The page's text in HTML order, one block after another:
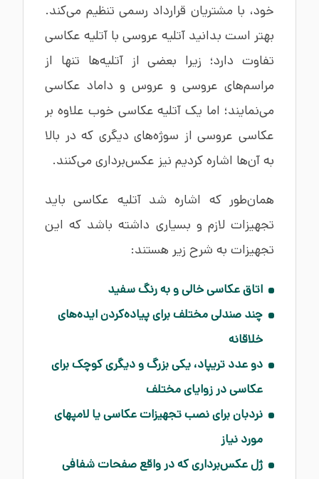
خود، با مشتریان قرارداد رسمی تنظیم می‌کند.
بهتر است بدانید آتلیه عروسی با آتلیه عکاسی
تفاوت دارد؛ زیرا بعضی از آتلیه‌ها تنها از
مراسم‌های عروسی و عروس و داماد عکاسی
می‌نمایند؛ اما یک آتلیه عکاسی خوب علاوه بر
عکاسی عروسی از سوژه‌های دیگری که در بالا
به آن‌ها اشاره کردیم نیز عکس‌برداری می‌کنند.
همان‌طور که اشاره شد آتلیه عکاسی باید
تجهیزات لازم و بسیاری داشته باشد که این
تجهیزات به شرح زیر هستند:
اتاق عکاسی خالی و به رنگ سفید
چند صندلی مختلف برای پیاده‌کردن ایده‌های
خلاقانه
دو عدد تریپاد، یکی بزرگ و دیگری کوچک برای
عکاسی در زوایای مختلف
نردبان برای نصب تجهیزات عکاسی یا لامپهای
مورد نیاز
ژل عکس‌برداری که در واقع صفحات شفافی